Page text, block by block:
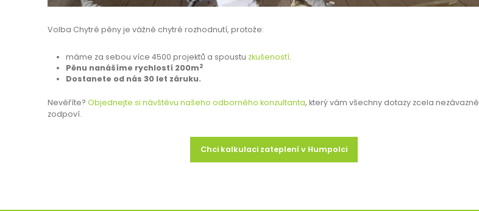
Volba Chytré pěny je vážně chytré rozhodnutí, protože:
máme za sebou více 4500 projektů a spoustu zkušeností.
Pěnu nanášíme rychlostí 200m2
Dostanete od nás 30 let záruku.
Nevěříte? Objednejte si návštěvu našeho odborného konzultanta, který vám všechny dotazy zcela nezávazně
zodpoví.
Chci kalkulaci zateplení v Humpolci